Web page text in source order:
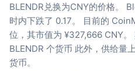
BLENDR兑换为CNY的价格。
时内下跌了 0.17。
目前的
位，其市值为 ¥327,666 CNY。
BLENDR 个货币 此外，供给量
货币。